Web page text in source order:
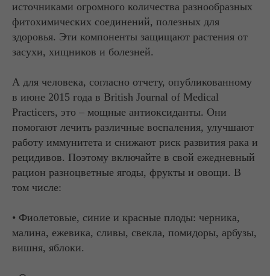
источниками огромного количества разнообразных
фитохимических соединений, полезных для
здоровья. Эти компоненты защищают растения от
засухи, хищников и болезней.
А для человека, согласно отчету, опубликованному
в июне 2015 года в British Journal of Medical
Practicers, это – мощные антиоксиданты. Они
помогают лечить различные воспаления, улучшают
работу иммунитета и снижают риск развития рака и
рецидивов. Поэтому включайте в свой ежедневный
рацион разноцветные ягоды, фрукты и овощи. В
том числе:
• Фиолетовые, синие и красные плоды: черника,
малина, ежевика, сливы, свекла, помидоры, арбузы,
вишня, яблоки.